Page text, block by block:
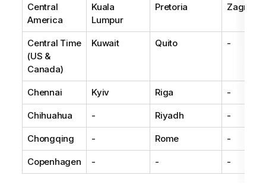
Central
America
Kuala
Lumpur
Pretoria Zagreb
Central Time
(US &
Canada)
Kuwait Quito -
Chennai Kyiv Riga -
Chihuahua - Riyadh -
Chongqing - Rome -
Copenhagen - - -